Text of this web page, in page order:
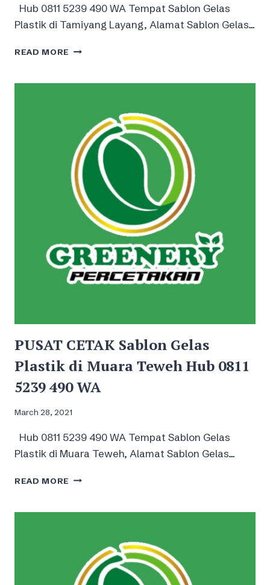
Hub 0811 5239 490 WA Tempat Sablon Gelas
Plastik di Tamiyang Layang, Alamat Sablon Gelas…
READ MORE TERMURAH
PLASTIK
LAYANG
HUB
0811
5239
WA
PUSAT CETAK Sablon Gelas
Plastik di Muara Teweh Hub 0811
5239 490 WA
March 28, 2021
Hub 0811 5239 490 WA Tempat Sablon Gelas
Plastik di Muara Teweh, Alamat Sablon Gelas…
READ MORE PUSAT
GELAS
MUARA
TEWEH
HUB